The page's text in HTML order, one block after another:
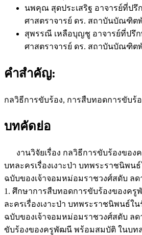
นพคุณ สุดประเสริฐ อาจารย์ที่ปรึ
ศาสตราจารย์ ดร. สถาบันบัณฑิต
สุพรรณี เหลือบุญชู อาจารย์ที่ปรึ
ศาสตราจารย์ ดร. สถาบันบัณฑิต
คำสำคัญ:
กลวิธีการขับร้อง, การสืบทอดการขับร้อ
บทคัดย่อ
งานวิจัยเรื่อง กลวิธีการขับร้องขอ
บทละครเรื่องเงาะป่า บทพระราชนิพน
ฉบับของเจ้าจอมหม่อมราชวงศ์สดับ ลด
1. ศึกษาการสืบทอดการขับร้องของค
ละครเรื่องเงาะป่า บทพระราชนิพนธ์ใ
ฉบับของเจ้าจอมหม่อมราชวงศ์สดับ ลด
ขับร้องของครูพัฒนี พร้อมสมบัติ ในบทล